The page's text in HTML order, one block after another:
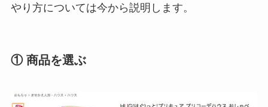
やり方については今から説明します。
① 商品を選ぶ